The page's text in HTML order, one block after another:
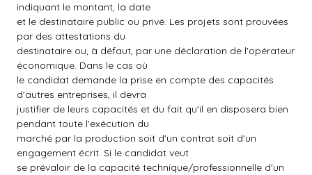
indiquant le montant, la date
et le destinataire public ou privé. Les projets sont prouvées
par des attestations du
destinataire ou, à défaut, par une déclaration de l'opérateur
économique. Dans le cas où
le candidat demande la prise en compte des capacités
d'autres entreprises, il devra
justifier de leurs capacités et du fait qu'il en disposera bien
pendant toute l'exécution du
marché par la production soit d'un contrat soit d'un
engagement écrit. Si le candidat veut
se prévaloir de la capacité technique/professionnelle d'un